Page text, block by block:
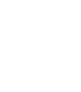
polvo y la
protege